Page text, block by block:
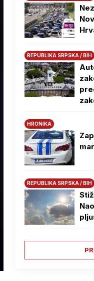
REPUBLIKA SRPSKA / BIH
HRONIKA
REPUBLIKA SRPSKA / BIH